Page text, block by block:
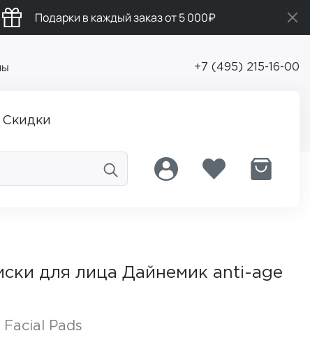
Подарки в каждый заказ от 5 000₽
+7 (495) 215-16-00
Скидки
для лица Дайнемик anti-age
Pads